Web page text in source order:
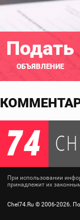
Подать
ОБЪЯВЛЕНИЕ
При использовании
принадлежит их
Chel74.Ru © 2006-2026.